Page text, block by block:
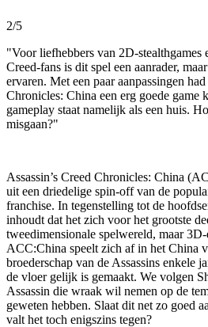
2/5
"Voor liefhebbers van 2D-stealthgames
Creed-fans is dit spel een aanrader,
ervaren. Met een paar aanpassingen
Chronicles: China een erg goede game
gameplay staat namelijk als een huis.
misgaan?"
Assassin’s Creed Chronicles: China
uit een driedelige spin-off van de
franchise. In tegenstelling tot de
inhoudt dat het zich voor het grootste
tweedimensionale spelwereld, maar
ACC:China speelt zich af in het China
broederschap van de Assassins enkele
de vloer gelijk is gemaakt. We volgen
Assassin die wraak wil nemen op de
geweten hebben. Slaat dit net zo goed
valt het toch enigszins tegen?